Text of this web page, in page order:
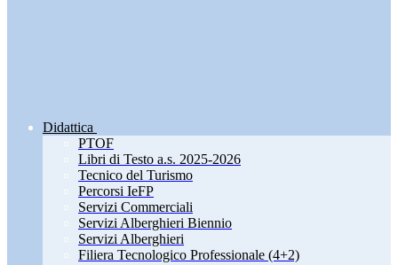
Didattica
PTOF
Libri di Testo a.s. 2025-2026
Tecnico del Turismo
Percorsi IeFP
Servizi Commerciali
Servizi Alberghieri Biennio
Servizi Alberghieri
Filiera Tecnologico Professionale (4+2)